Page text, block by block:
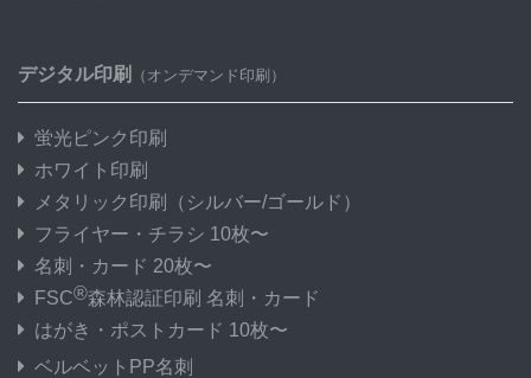
デジタル印刷 （オンデマンド印刷）
蛍光ピンク印刷
ホワイト印刷
メタリック印刷
（シルバー/ゴールド）
フライヤー・チラシ 10枚〜
名刺・カード 20枚〜
FSC®森林認証印刷 名刺・カード
はがき・ポストカード 10枚〜
ベルベットPP名刺